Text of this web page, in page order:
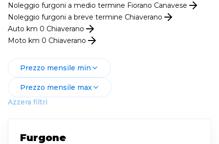
Noleggio furgoni a medio termine Fiorano Canavese
Noleggio furgoni a breve termine Chiaverano
Auto km 0 Chiaverano
Moto km 0 Chiaverano
Prezzo mensile min
Prezzo mensile max
Azzera filtri
Furgone